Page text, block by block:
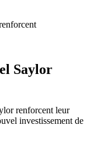
Saylor
renforcent leur
investissement de